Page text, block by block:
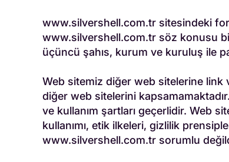
www.silvershell.com.tr sitesindeki
www.silvershell.com.tr söz konusu
üçüncü şahıs, kurum ve kuruluş ile
Web sitemiz diğer web sitelerine link
diğer web sitelerini
ve kullanım şartları geçerlidir. Web
kullanımı, etik ilkeleri, gizlilik
www.silvershell.com.tr sorumlu